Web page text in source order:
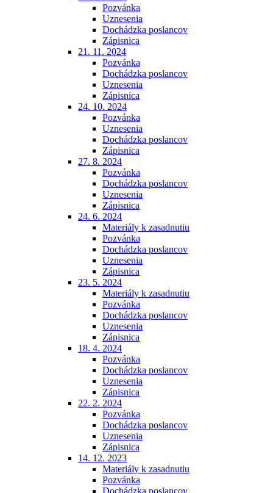
Pozvánka
Uznesenia
Dochádzka poslancov
Zápisnica
21. 11. 2024
Pozvánka
Dochádzka poslancov
Uznesenia
Zápisnica
24. 10. 2024
Pozvánka
Uznesenia
Dochádzka poslancov
Zápisnica
27. 8. 2024
Pozvánka
Dochádzka poslancov
Uznesenia
Zápisnica
24. 6. 2024
Materiály k zasadnutiu
Pozvánka
Dochádzka poslancov
Uznesenia
Zápisnica
23. 5. 2024
Materiály k zasadnutiu
Pozvánka
Dochádzka poslancov
Uznesenia
Zápisnica
18. 4. 2024
Pozvánka
Dochádzka poslancov
Uznesenia
Zápisnica
22. 2. 2024
Pozvánka
Dochádzka poslancov
Uznesenia
Zápisnica
14. 12. 2023
Materiály k zasadnutiu
Pozvánka
Dochádzka poslancov